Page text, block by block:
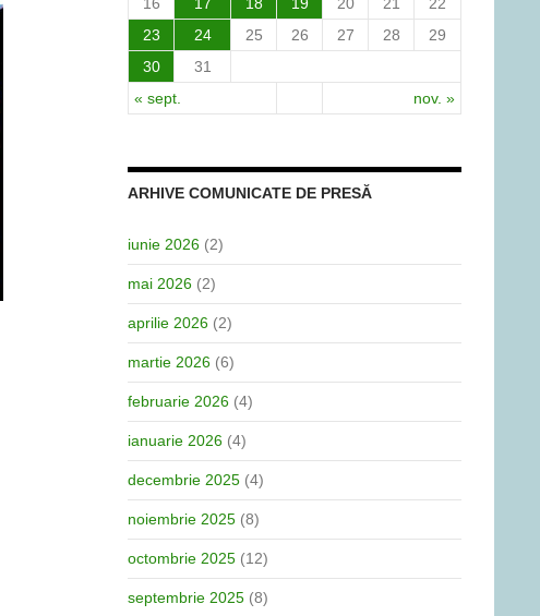
« sept. nov. »
23
24 25 26 27 28
29
30
31
ARHIVE COMUNICATE DE PRESĂ
iunie 2026 (2)
mai 2026 (2)
aprilie 2026 (2)
martie 2026 (6)
februarie 2026 (4)
ianuarie 2026 (4)
decembrie 2025 (4)
noiembrie 2025 (8)
octombrie 2025 (12)
septembrie 2025 (8)